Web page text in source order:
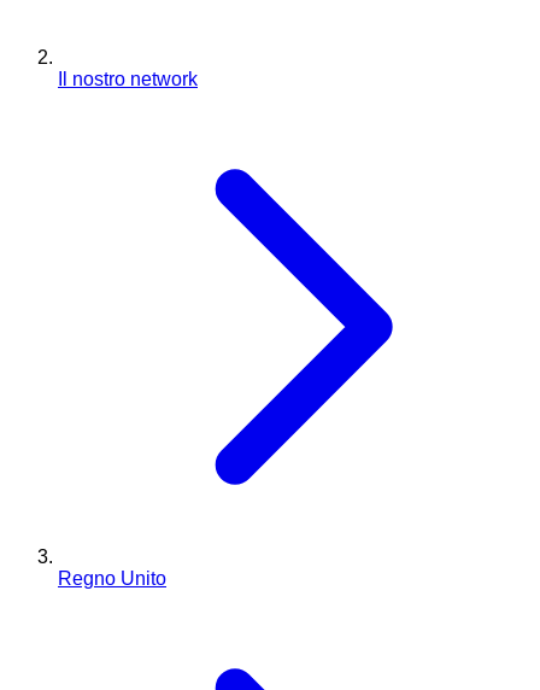
Il nostro network
Regno Unito